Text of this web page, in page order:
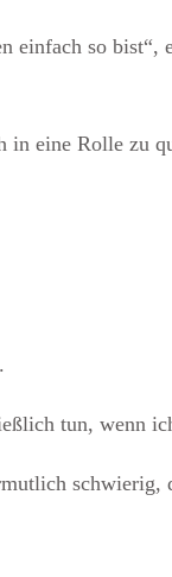
einfach so bist“,
in eine Rolle zu
tun, wenn
schwierig,